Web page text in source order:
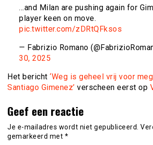
…and Milan are pushing again for
player keen on move.
pic.twitter.com/zDRtQFksos
— Fabrizio Romano
30, 2025
Het bericht ‘Weg is geheel vrij voor
Santiago Gimenez’ verscheen eerst op
Geef een reactie
Je e-mailadres wordt niet gepubliceerd.
gemarkeerd met *